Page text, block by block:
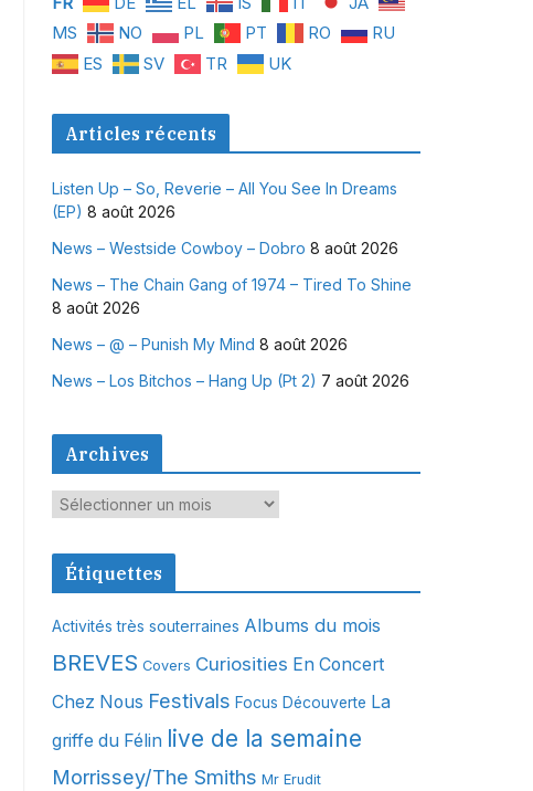
MS
NO PL PT RO
RU
ES
SV TR UK
Articles récents
Listen Up – So, Reverie – All You See In Dreams
(EP) 8 août 2026
News – Westside Cowboy – Dobro 8 août 2026
News – The Chain Gang of 1974 – Tired To Shine
8 août 2026
News – @ – Punish My Mind 8 août 2026
News – Los Bitchos – Hang Up (Pt 2) 7 août 2026
Archives
A
c
e
s
Étiquettes
Activités très souterraines Albums du mois
BREVES Covers Curiosities En Concert
Chez Nous Festivals Focus Découverte La
griffe du Félin live de la semaine
Morrissey/The Smiths Mr Erudit